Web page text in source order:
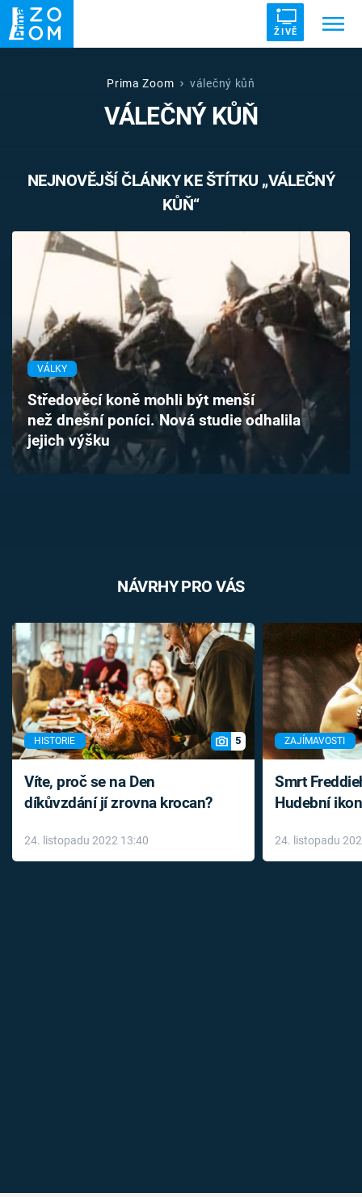
ŽIVĚ
UFO DRUHÁ SVĚTOVÁ VÁLKA
VETŘELCI DÁVNOVĚKU
Témata
Pořady
TV Program
Časopis
Sledujte prima+
Přihlášení
Prima Zoom válečný kůň
VÁLEČNÝ KŮŇ
NEJNOVĚJŠÍ ČLÁNKY KE ŠTÍTKU „VÁLEČNÝ
KŮŇ“
VÁLKY
Středověcí koně mohli být menší
než dnešní poníci. Nová studie odhalila
jejich výšku
NÁVRHY PRO VÁS
HISTORIE 5
Víte, proč se na Den
díkůvzdání jí zrovna krocan?
24. listopadu 2022 13:40
ZAJÍMAVOSTI
Smrt
Hudební
léky
24. listopadu